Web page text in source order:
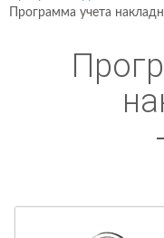
Программа учета